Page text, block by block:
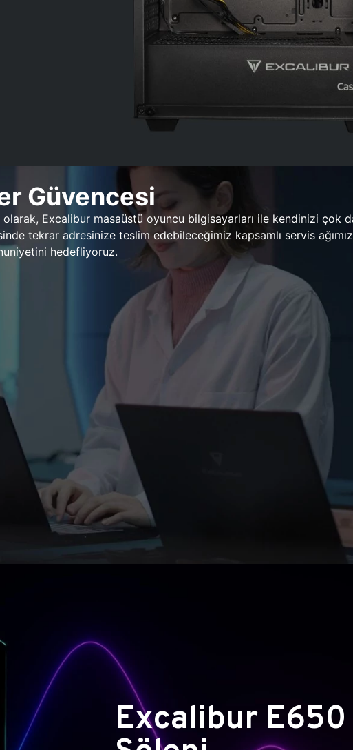
Güvencesi
Excalibur masaüstü oyuncu bilgisayarları ile kendinizi çok
tekrar adresinize teslim edebileceğimiz kapsamlı servis
hedefliyoruz.
Excalibur E650